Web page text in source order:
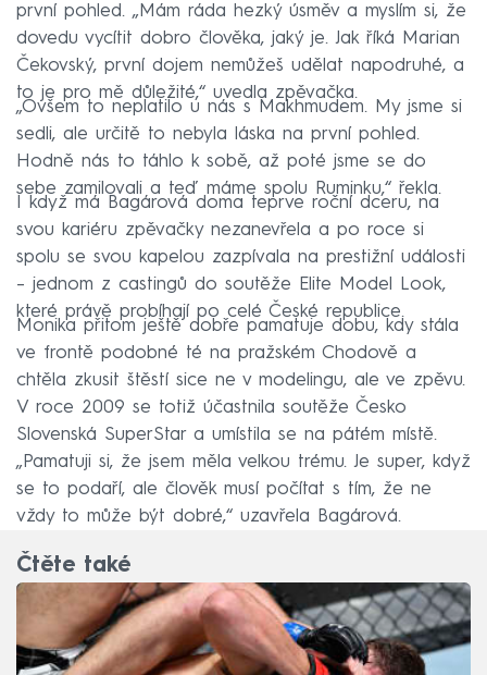
první pohled. „Mám ráda hezký úsměv a myslím si, že
dovedu vycítit dobro člověka, jaký je. Jak říká Marian
Čekovský, první dojem nemůžeš udělat napodruhé, a
to je pro mě důležité,“ uvedla zpěvačka.
„Ovšem to neplatilo u nás s Makhmudem. My jsme si
sedli, ale určitě to nebyla láska na první pohled.
Hodně nás to táhlo k sobě, až poté jsme se do
sebe zamilovali a teď máme spolu Ruminku,“ řekla.
I když má Bagárová doma teprve roční dceru, na
svou kariéru zpěvačky nezanevřela a po roce si
spolu se svou kapelou zazpívala na prestižní události
– jednom z castingů do soutěže Elite Model Look,
které právě probíhají po celé České republice.
Monika přitom ještě dobře pamatuje dobu, kdy stála
ve frontě podobné té na pražském Chodově a
chtěla zkusit štěstí sice ne v modelingu, ale ve zpěvu.
V roce 2009 se totiž účastnila soutěže Česko
Slovenská SuperStar a umístila se na pátém místě.
„Pamatuji si, že jsem měla velkou trému. Je super, když
se to podaří, ale člověk musí počítat s tím, že ne
vždy to může být dobré,“ uzavřela Bagárová.
Čtěte také